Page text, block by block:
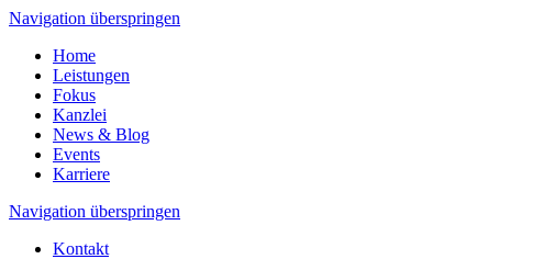
Navigation überspringen
Home
Leistungen
Fokus
Kanzlei
News & Blog
Events
Karriere
Navigation überspringen
Kontakt